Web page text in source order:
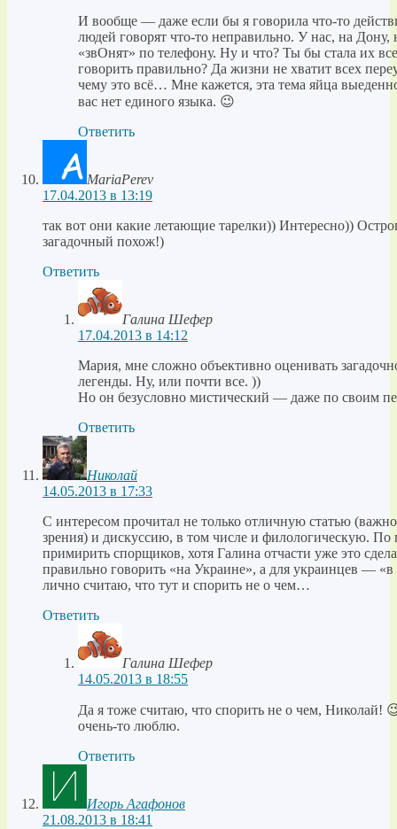
И вообще — даже если бы я говорила что-то
людей говорят что-то неправильно. У нас, на
«звОнят» по телефону. Ну и что? Ты бы стала их
говорить правильно? Да жизни не хватит всех
чему это всё… Мне кажется, эта тема яйца
вас нет единого языка. 😉
Ответить
MariaPerev
17.04.2013 в 13:19
так вот они какие летающие тарелки)) Интересно))
загадочный похож!)
Ответить
Галина Шефер
17.04.2013 в 14:12
Мария, мне сложно объективно оценивать
легенды. Ну, или почти все. ))
Но он безусловно мистический — даже по своим
Ответить
Николай
14.05.2013 в 17:33
С интересом прочитал не только отличную статью
зрения) и дискуссию, в том числе и филологическую.
примирить спорщиков, хотя Галина отчасти уже это
правильно говорить «на Украине», а для украинцев —
лично считаю, что тут и спорить не о чем…
Ответить
Галина Шефер
14.05.2013 в 18:55
Да я тоже считаю, что спорить не о чем, Николай!
очень-то люблю.
Ответить
Игорь Агафонов
21.08.2013 в 18:41